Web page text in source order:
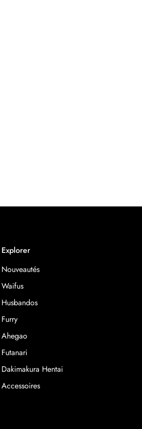
Explorer
Nouveautés
Waifus
Husbandos
Furry
Ahegao
Futanari
Dakimakura Hentai
Accessoires